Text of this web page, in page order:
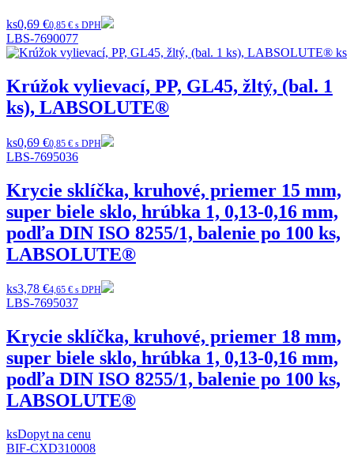
ks0,69 €0,85 € s DPH
LBS-7690077
Krúžok vylievací, PP, GL45, žltý, (bal. 1
ks), LABSOLUTE®
ks0,69 €0,85 € s DPH
LBS-7695036
Krycie sklíčka, kruhové, priemer 15 mm,
super biele sklo, hrúbka 1, 0,13-0,16 mm,
podľa DIN ISO 8255/1, balenie po 100 ks,
LABSOLUTE®
ks3,78 €4,65 € s DPH
LBS-7695037
Krycie sklíčka, kruhové, priemer 18 mm,
super biele sklo, hrúbka 1, 0,13-0,16 mm,
podľa DIN ISO 8255/1, balenie po 100 ks,
LABSOLUTE®
ksDopyt na cenu
BIF-CXD310008